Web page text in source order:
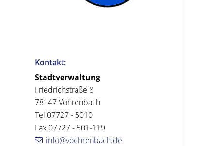
Kontakt:
Stadtverwaltung
Friedrichstraße 8
78147 Vöhrenbach
Tel 07727 - 5010
Fax 07727 - 501-119
info@voehrenbach.de